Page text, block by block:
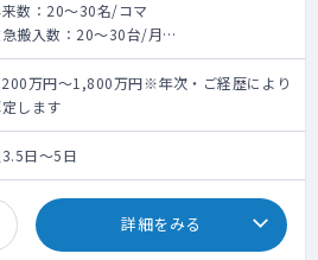
数：20～30名/コマ
搬入数：20～30台/月
医制度：病棟10人～20名程度
来午前診2コマ、夜診1コマ ※救急対応も
診療：10件程度/日（免除は相談可能）
万円～1,800万円※年次・ご経歴により
します
日～5日
詳細をみる